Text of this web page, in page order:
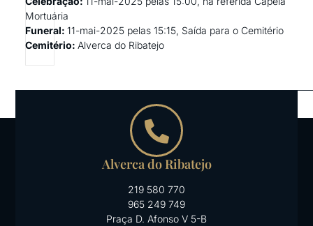
Mortuária
Funeral: 11-mai-2025 pelas 15:15, Saída para o Cemitério
Cemitério: Alverca do Ribatejo
Alverca do Ribatejo
219 580 770
965 249 749
Praça D. Afonso V 5-B